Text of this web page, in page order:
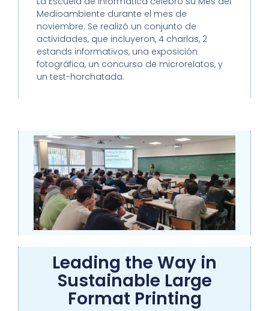
Medioambiente durante el mes de
noviembre. Se realizó un conjunto de
actividades, que incluyeron, 4 charlas, 2
estands informativos, una exposición
fotográfica, un concurso de microrelatos, y
un test-horchatada.
Leading the Way in
Sustainable Large
Format Printing